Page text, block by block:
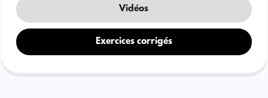
Vidéos
Exercices corrigés